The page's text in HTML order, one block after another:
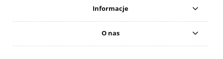
Informacje
O nas